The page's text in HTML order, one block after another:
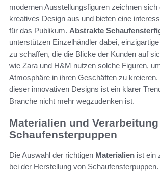
modernen Ausstellungsfiguren zeichnen sich
kreatives Design aus und bieten eine
für das Publikum. Abstrakte
unterstützen Einzelhändler dabei,
zu schaffen, die die Blicke der Kunden auf
wie Zara und H&M nutzen solche Figuren,
Atmosphäre in ihren Geschäften zu kreieren.
dieser innovativen Designs ist ein klarer
Branche nicht mehr wegzudenken ist.
Materialien und
Schaufensterpuppen
Die Auswahl der richtigen Materialien ist ein
bei der Herstellung von